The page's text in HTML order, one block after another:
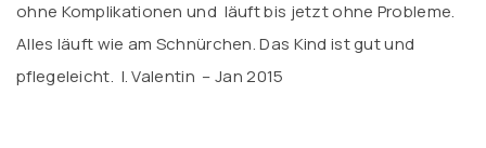
ohne Komplikationen und läuft bis jetzt ohne Probleme.
Alles läuft wie am Schnürchen. Das Kind ist gut und
pflegeleicht. I. Valentin – Jan 2015